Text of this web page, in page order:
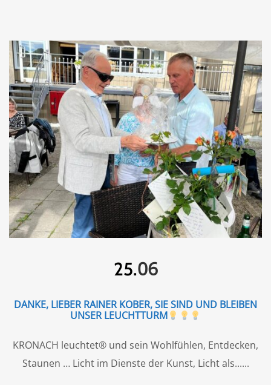
25.06
DANKE, LIEBER RAINER KOBER, SIE SIND UND BLEIBEN
UNSER LEUCHTTURM
KRONACH leuchtet® und sein Wohlfühlen, Entdecken,
Staunen … Licht im Dienste der Kunst, Licht als...